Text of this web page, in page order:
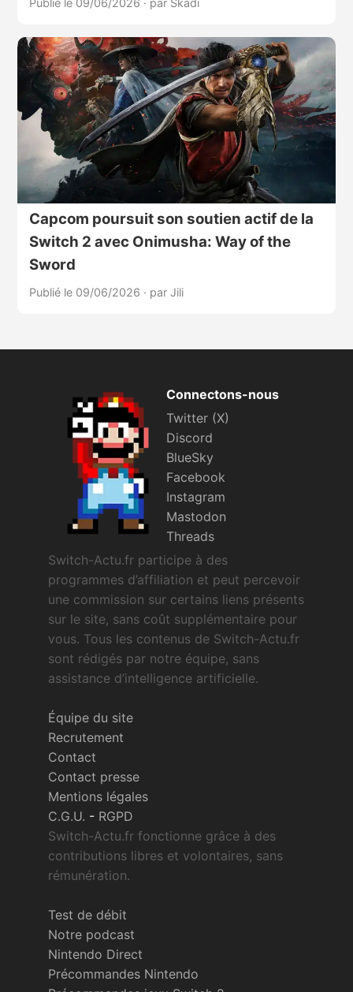
Publié le 09/06/2026 · par Skadi
Capcom poursuit son soutien actif de la
Switch 2 avec Onimusha: Way of the
Sword
Publié le 09/06/2026 · par Jili
Connectons-nous
Twitter (X)
Discord
BlueSky
Facebook
Instagram
Mastodon
Threads
Switch-Actu.fr participe à des
programmes d’affiliation et peut percevoir
une commission sur certains liens présents
sur le site, sans coût supplémentaire pour
vous. Tous les contenus de Switch-Actu.fr
sont rédigés par notre équipe, sans
assistance d’intelligence artificielle.
Équipe du site
Recrutement
Contact
Contact presse
Mentions légales
C.G.U. - RGPD
Switch-Actu.fr fonctionne grâce à des
contributions libres et volontaires, sans
rémunération.
Test de débit
Notre podcast
Nintendo Direct
Précommandes Nintendo